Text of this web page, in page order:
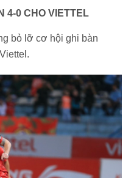
4-0 CHO VIETTEL
bỏ lỡ cơ hội ghi bàn